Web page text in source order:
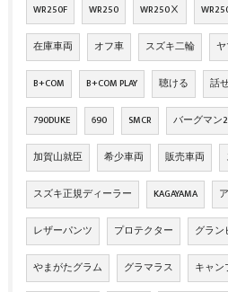
WR250F WR250 WR250Ⅹ
在庫車両 オフ車 スズキ二輪
B+COM B+COM PLAY 聴ける 話
790DUKE 690 SMCR バーグマン
加賀山就臣 希少車両 販売車両
スズキ正規ディーラー KAGAYAMA
レザーパンツ プロテクター グラン
やまがたグラム グラマラス キャン